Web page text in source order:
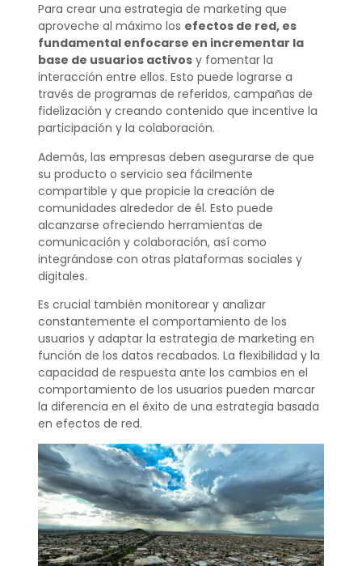
Para crear una estrategia de marketing que
aproveche al máximo los efectos de red, es
fundamental enfocarse en incrementar la
base de usuarios activosy fomentar la
interacción entre ellos. Esto puede lograrse a
través de programas de referidos, campañas de
fidelización y creando contenido que incentive la
participación y la colaboración.
Además, las empresas deben asegurarse de que
su producto o servicio sea fácilmente
compartible y que propicie la creación de
comunidades alrededor de él. Esto puede
alcanzarse ofreciendo herramientas de
comunicación y colaboración, así como
integrándose con otras plataformas sociales y
digitales.
Es crucial también monitorear y analizar
constantemente el comportamiento de los
usuarios y adaptar la estrategia de marketing en
función de los datos recabados. La flexibilidad y la
capacidad de respuesta ante los cambios en el
comportamiento de los usuarios pueden marcar
la diferencia en el éxito de una estrategia basada
en efectos de red.